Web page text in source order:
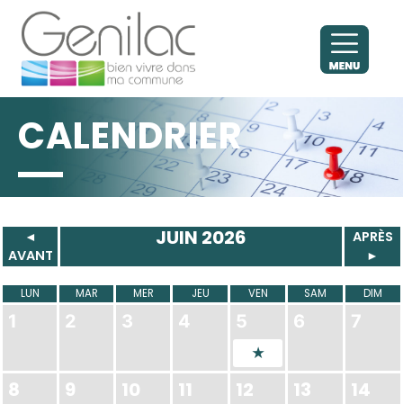
CALENDRIER
◄
AVANT
JUIN 2026
APRÈS
►
LUN MAR MER JEU VEN SAM DIM
1 2 3 4 5 6 7
8 9 10 11 12 13 14